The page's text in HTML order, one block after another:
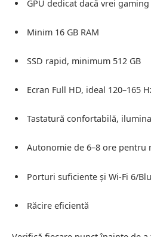
GPU dedicat dacă vrei
Minim 16 GB RAM
SSD rapid, minimum 512 GB
Ecran Full HD, ideal 120–165
Tastatură confortabilă,
Autonomie de 6–8 ore pentru
Porturi suficiente și Wi-Fi 6/
Răcire eficientă